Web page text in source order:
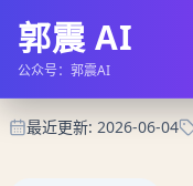
郭震 AI
公众号：郭震AI
最近更新: 2026-06-04